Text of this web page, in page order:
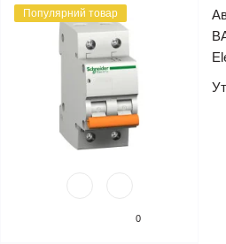
Популярний товар
0